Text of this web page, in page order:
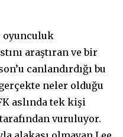
oyunculuk
araştıran ve bir
canlandırdığı bu
neler olduğu
aslında tek kişi
vuruluyor.